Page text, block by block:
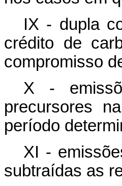
IX - dupla
crédito de
compromisso
X -
precursores
período
XI -
subtraídas as